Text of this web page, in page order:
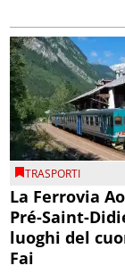
TRASPORTI
La Ferrovia
Pré-Saint-
luoghi del
Fai